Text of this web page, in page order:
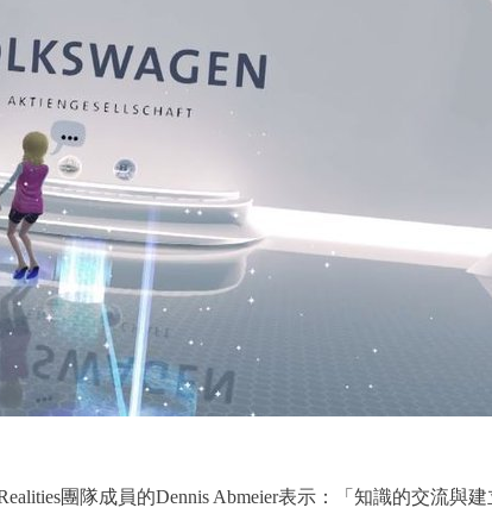
團隊成員的Dennis Abmeier表示：「知識的交流與